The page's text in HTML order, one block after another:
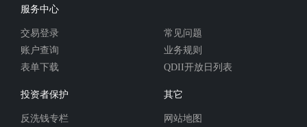
服务中心
交易登录
账户查询
表单下载
常见问题
业务规则
QDII开放日列表
投资者保护
反洗钱专栏
其它
网站地图